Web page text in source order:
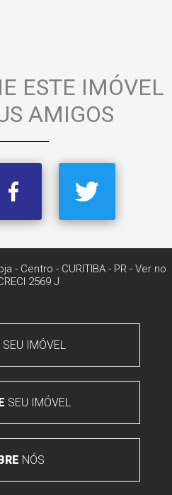
ESTE IMÓVEL
AMIGOS
- Centro - CURITIBA - PR - Ver no
2569 J
SEU IMÓVEL
SEU IMÓVEL
NÓS